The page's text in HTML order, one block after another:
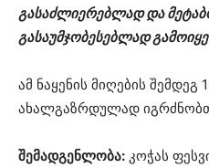
გასაძლიერებლად და
გასაუმჯობესებლად
ამ ნაყენის მიღების
ახალგაზრდულად
შემადგენლობა: კოჭას